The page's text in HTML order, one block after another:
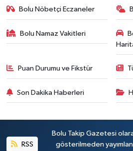
Bolu Nöbetçi Eczaneler
Bolu Namaz Vakitleri
Puan Durumu ve Fikstür
Son Dakika Haberleri
RSS
Bolu Takip Gazetesi
gösterilmeden